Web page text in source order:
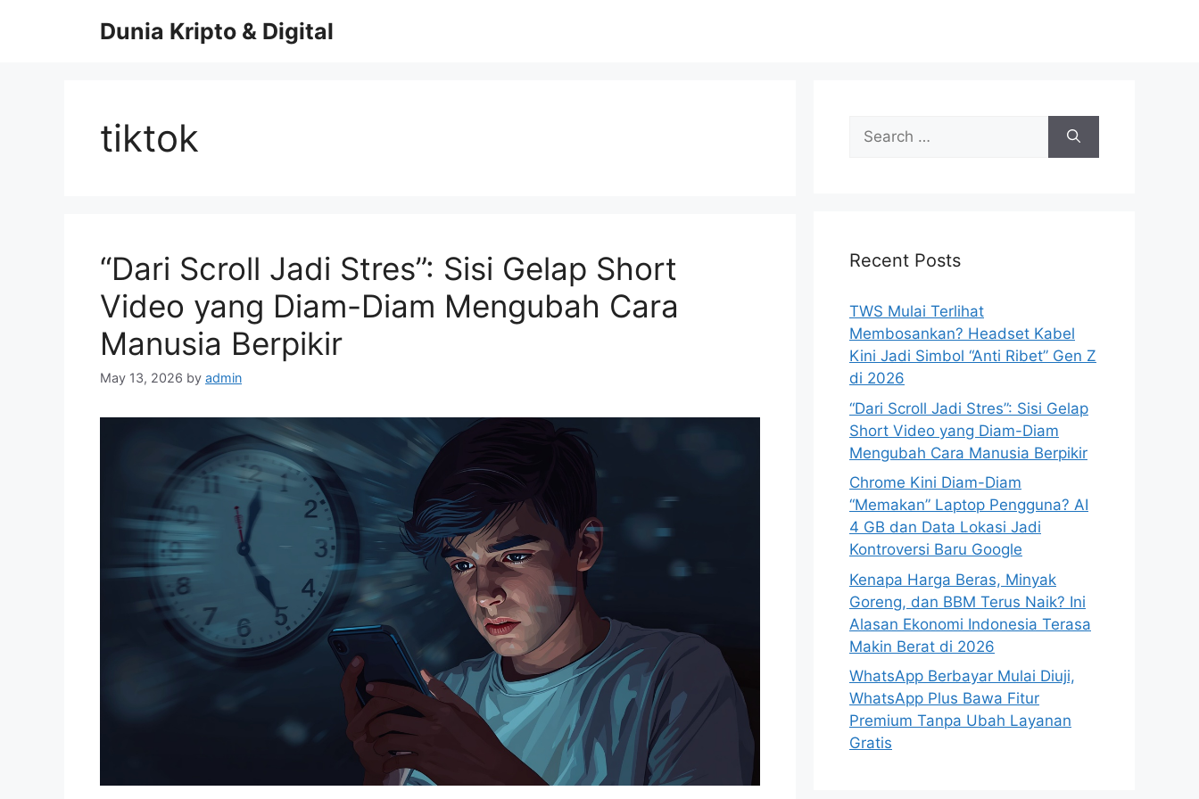
Dunia Kripto & Digital
tiktok
“Dari Scroll Jadi Stres”: Sisi Gelap Short
Video yang Diam-Diam Mengubah Cara
Manusia Berpikir
May 13, 2026 by admin
Search
for:
Recent Posts
TWS Mulai Terlihat
Membosankan? Headset Kabel
Kini Jadi Simbol “Anti Ribet” Gen Z
di 2026
“Dari Scroll Jadi Stres”: Sisi Gelap
Short Video yang Diam-Diam
Mengubah Cara Manusia Berpikir
Chrome Kini Diam-Diam
“Memakan” Laptop Pengguna? AI
4 GB dan Data Lokasi Jadi
Kontroversi Baru Google
Kenapa Harga Beras, Minyak
Goreng, dan BBM Terus Naik? Ini
Alasan Ekonomi Indonesia Terasa
Makin Berat di 2026
WhatsApp Berbayar Mulai Diuji,
WhatsApp Plus Bawa Fitur
Premium Tanpa Ubah Layanan
Gratis